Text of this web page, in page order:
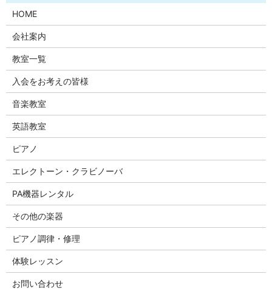
HOME
会社案内
教室一覧
入会をお考えの皆様
音楽教室
英語教室
ピアノ
エレクトーン・クラビノーバ
PA機器レンタル
その他の楽器
ピアノ調律・修理
体験レッスン
お問い合わせ